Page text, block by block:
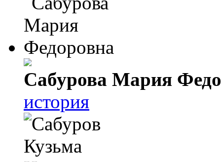
Сабурова Мария
история